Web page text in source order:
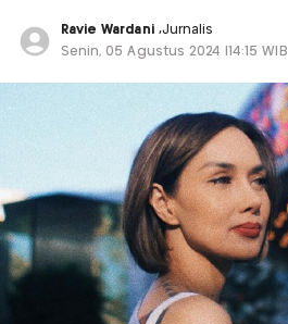
Ravie Wardani ,Jurnalis
Senin, 05 Agustus 2024 |14:15 WIB